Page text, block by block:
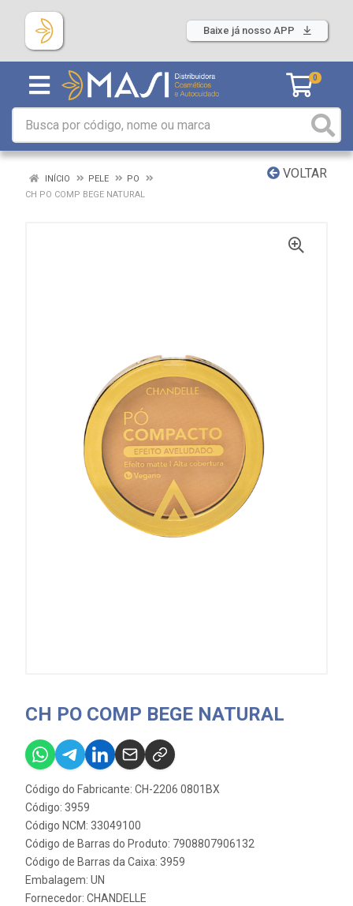
Baixe já nosso APP
0
VOLTAR
INÍCIO PELE
PO
CH PO COMP BEGE NATURAL
CH PO COMP BEGE NATURAL
Código do Fabricante: CH-2206 0801BX
Código: 3959
Código NCM: 33049100
Código de Barras do Produto: 7908807906132
Código de Barras da Caixa: 3959
Embalagem: UN
Fornecedor: CHANDELLE